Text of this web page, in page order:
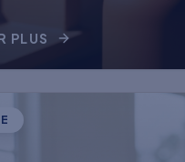
PLUS